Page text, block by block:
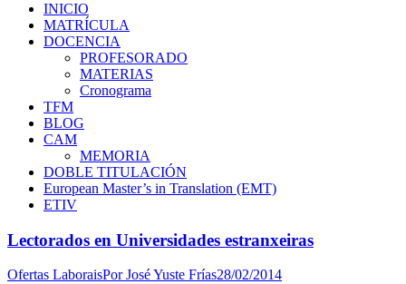
INICIO
MATRÍCULA
DOCENCIA
PROFESORADO
MATERIAS
Cronograma
TFM
BLOG
CAM
MEMORIA
DOBLE TITULACIÓN
European Master’s in Translation (EMT)
ETIV
Lectorados en Universidades estranxeiras
Ofertas LaboraisPorJosé Yuste Frías28/02/2014